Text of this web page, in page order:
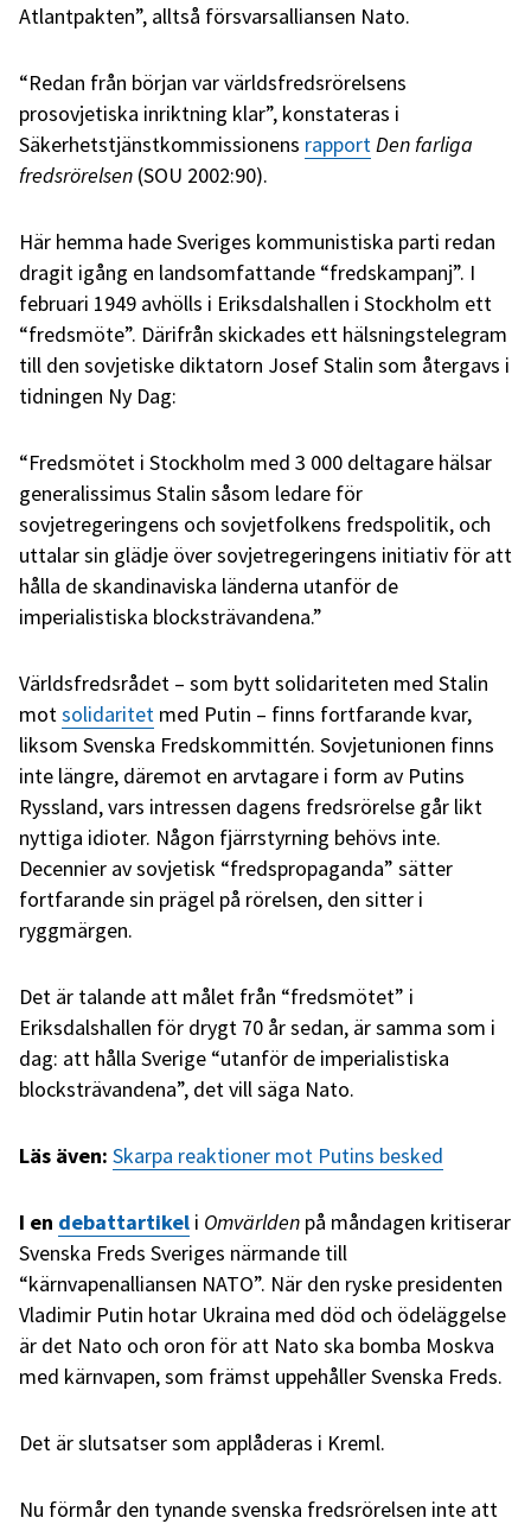
Atlantpakten”, alltså försvarsalliansen Nato.
“Redan från början var världsfredsrörelsens
prosovjetiska inriktning klar”, konstateras i
Säkerhetstjänstkommissionens rapport Den farliga
fredsrörelsen (SOU 2002:90).
Här hemma hade Sveriges kommunistiska parti redan
dragit igång en landsomfattande “fredskampanj”. I
februari 1949 avhölls i Eriksdalshallen i Stockholm ett
“fredsmöte”. Därifrån skickades ett hälsningstelegram
till den sovjetiske diktatorn Josef Stalin som återgavs i
tidningen Ny Dag:
“Fredsmötet i Stockholm med 3 000 deltagare hälsar
generalissimus Stalin såsom ledare för
sovjetregeringens och sovjetfolkens fredspolitik, och
uttalar sin glädje över sovjetregeringens initiativ för att
hålla de skandinaviska länderna utanför de
imperialistiska blocksträvandena.”
Världsfredsrådet – som bytt solidariteten med Stalin
mot solidaritet med Putin – finns fortfarande kvar,
liksom Svenska Fredskommittén. Sovjetunionen finns
inte längre, däremot en arvtagare i form av Putins
Ryssland, vars intressen dagens fredsrörelse går likt
nyttiga idioter. Någon fjärrstyrning behövs inte.
Decennier av sovjetisk “fredspropaganda” sätter
fortfarande sin prägel på rörelsen, den sitter i
ryggmärgen.
Det är talande att målet från “fredsmötet” i
Eriksdalshallen för drygt 70 år sedan, är samma som i
dag: att hålla Sverige “utanför de imperialistiska
blocksträvandena”, det vill säga Nato.
Läs även: Skarpa reaktioner mot Putins besked
I en debattartikel i Omvärlden på måndagen kritiserar
Svenska Freds Sveriges närmande till
“kärnvapenalliansen NATO”. När den ryske presidenten
Vladimir Putin hotar Ukraina med död och ödeläggelse
är det Nato och oron för att Nato ska bomba Moskva
med kärnvapen, som främst uppehåller Svenska Freds.
Det är slutsatser som applåderas i Kreml.
Nu förmår den tynande svenska fredsrörelsen inte att